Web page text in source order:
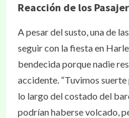
Reacción de los
A pesar del susto, una de
seguir con la fiesta en
bendecida porque nadie
accidente. “Tuvimos
lo largo del costado del
podrían haberse volcado,